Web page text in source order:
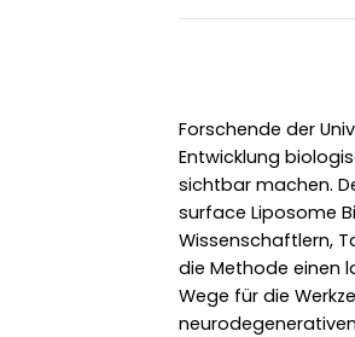
Forschende der
Entwicklung
sichtbar machen.
surface Liposome
Wissenschaftlern,
die Methode einen
Wege für die